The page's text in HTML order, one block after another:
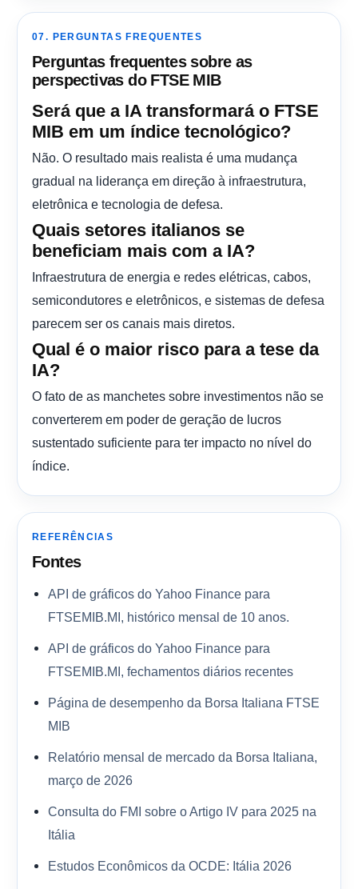
07. PERGUNTAS FREQUENTES
Perguntas frequentes sobre as
perspectivas do FTSE MIB
Será que a IA transformará o FTSE
MIB em um índice tecnológico?
Não. O resultado mais realista é uma mudança
gradual na liderança em direção à infraestrutura,
eletrônica e tecnologia de defesa.
Quais setores italianos se
beneficiam mais com a IA?
Infraestrutura de energia e redes elétricas, cabos,
semicondutores e eletrônicos, e sistemas de defesa
parecem ser os canais mais diretos.
Qual é o maior risco para a tese da
IA?
O fato de as manchetes sobre investimentos não se
converterem em poder de geração de lucros
sustentado suficiente para ter impacto no nível do
índice.
REFERÊNCIAS
Fontes
API de gráficos do Yahoo Finance para
FTSEMIB.MI, histórico mensal de 10 anos.
API de gráficos do Yahoo Finance para
FTSEMIB.MI, fechamentos diários recentes
Página de desempenho da Borsa Italiana FTSE
MIB
Relatório mensal de mercado da Borsa Italiana,
março de 2026
Consulta do FMI sobre o Artigo IV para 2025 na
Itália
Estudos Econômicos da OCDE: Itália 2026